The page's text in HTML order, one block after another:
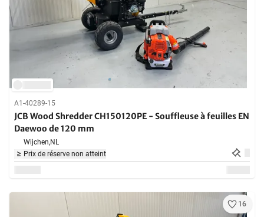
A1-40289-15
JCB Wood Shredder CH150120PE - Souffleuse à feuilles EN
Daewoo de 120 mm
Wijchen,NL
Prix de réserve non atteint
16